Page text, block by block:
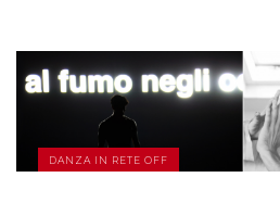
DANZA IN RETE OFF
SCOPRI DI